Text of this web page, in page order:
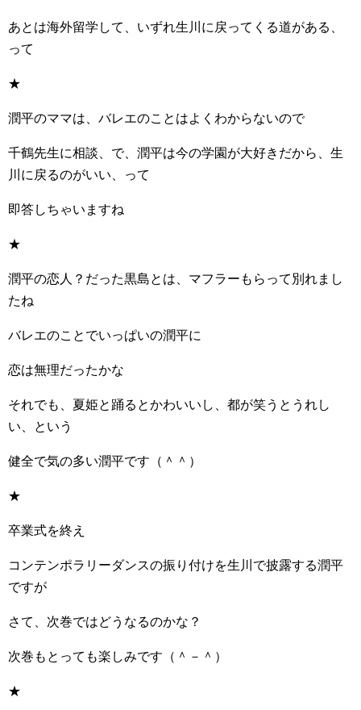
あとは海外留学して、いずれ生川に戻ってくる道がある、
って
★
潤平のママは、バレエのことはよくわからないので
千鶴先生に相談、で、潤平は今の学園が大好きだから、生
川に戻るのがいい、って
即答しちゃいますね
★
潤平の恋人？だった黒島とは、マフラーもらって別れまし
たね
バレエのことでいっぱいの潤平に
恋は無理だったかな
それでも、夏姫と踊るとかわいいし、都が笑うとうれし
い、という
健全で気の多い潤平です（＾＾）
★
卒業式を終え
コンテンポラリーダンスの振り付けを生川で披露する潤平
ですが
さて、次巻ではどうなるのかな？
次巻もとっても楽しみです（＾－＾）
★